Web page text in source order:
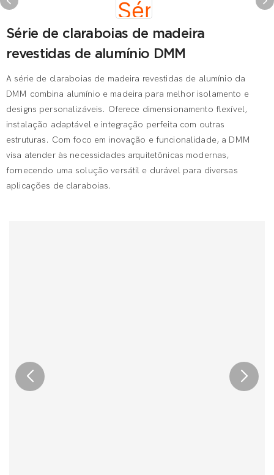
Série de claraboias de madeira
revestidas de alumínio DMM
A série de claraboias de madeira revestidas de alumínio da
DMM combina alumínio e madeira para melhor isolamento e
designs personalizáveis. Oferece dimensionamento flexível,
instalação adaptável e integração perfeita com outras
estruturas. Com foco em inovação e funcionalidade, a DMM
visa atender às necessidades arquitetônicas modernas,
fornecendo uma solução versátil e durável para diversas
aplicações de claraboias.